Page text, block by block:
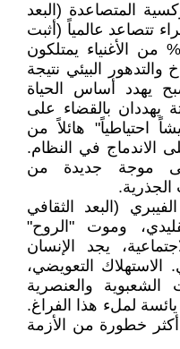
المتصاعدة (البعد
تتصاعد عالمياً (أثبت
تقرير Oxfam لعام 2023 أن 1% من الأغنياء يمتلكون
والتدهور البيئي نتيجة
يهدد أساس الحياة
يهددان بالقضاء على
احتياطياً" هائلاً من
الاندماج في النظام.
موجة جديدة من
الجذرية.
(البعد الثقافي
وموت "الروح"
يجد الإنسان
التعويضي،
الشعبوية والعنصرية
يائسة لملء هذا الفراغ.
أكثر خطورة من الأزمة